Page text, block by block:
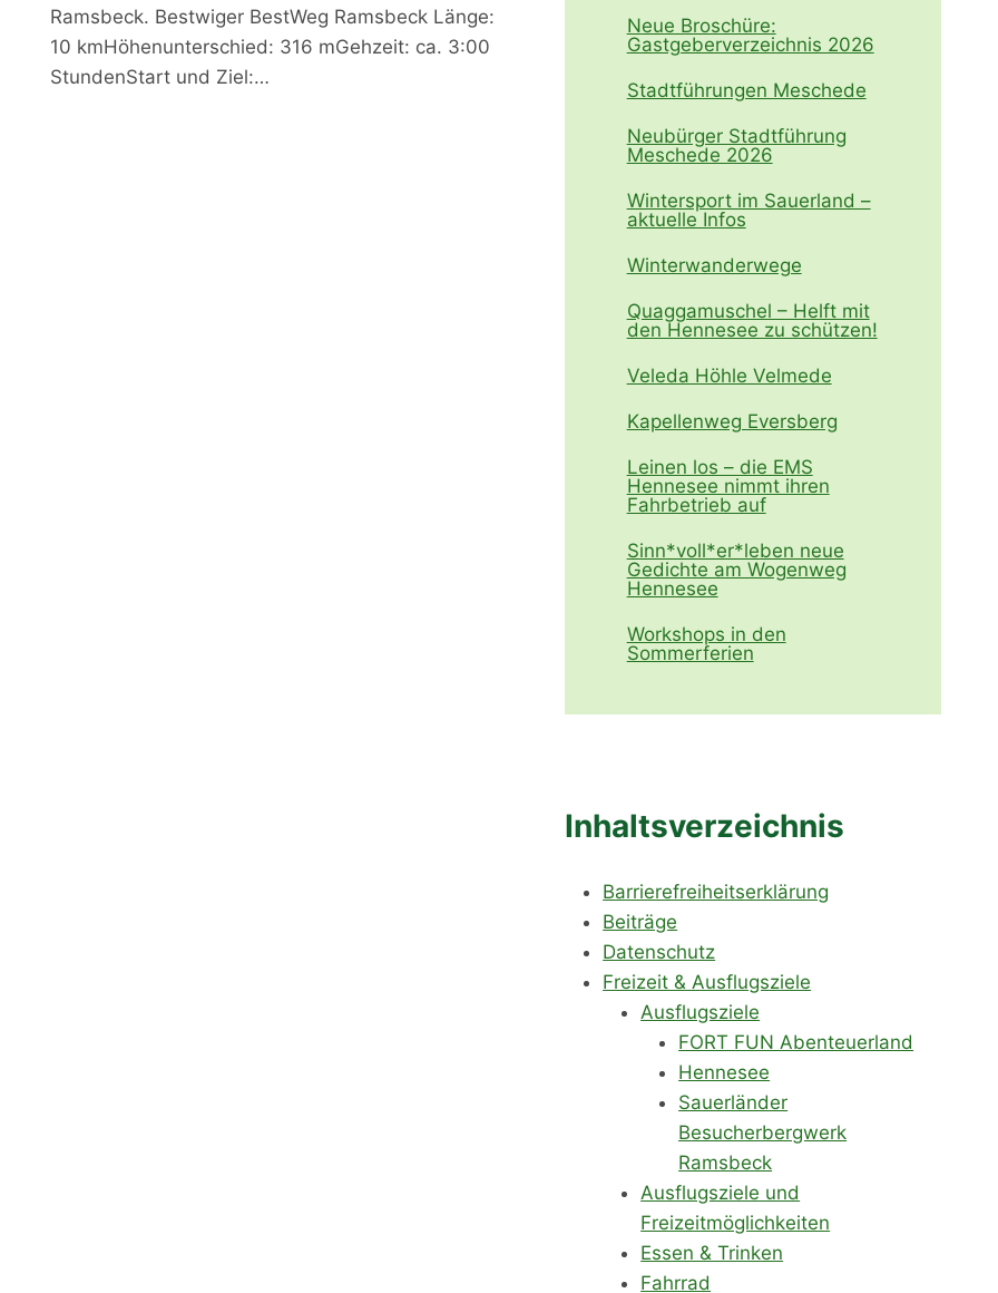
Ramsbeck. Bestwiger BestWeg Ramsbeck Länge:
10 kmHöhenunterschied: 316 mGehzeit: ca. 3:00
StundenStart und Ziel:…
Neue Broschüre:
Gastgeberverzeichnis 2026
Stadtführungen Meschede
Neubürger Stadtführung
Meschede 2026
Wintersport im Sauerland –
aktuelle Infos
Winterwanderwege
Quaggamuschel – Helft mit
den Hennesee zu schützen!
Veleda Höhle Velmede
Kapellenweg Eversberg
Leinen los – die EMS
Hennesee nimmt ihren
Fahrbetrieb auf
Sinn*voll*er*leben neue
Gedichte am Wogenweg
Hennesee
Workshops in den
Sommerferien
Inhaltsverzeichnis
Barrierefreiheitserklärung
Beiträge
Datenschutz
Freizeit & Ausflugsziele
Ausflugsziele
FORT FUN Abenteuerland
Hennesee
Sauerländer
Besucherbergwerk
Ramsbeck
Ausflugsziele und
Freizeitmöglichkeiten
Essen & Trinken
Fahrrad